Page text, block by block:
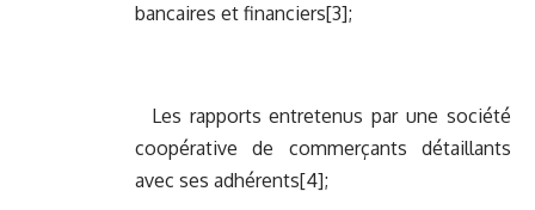
bancaires et financiers[3];
Les rapports entretenus par une société
coopérative de commerçants détaillants
avec ses adhérents[4];